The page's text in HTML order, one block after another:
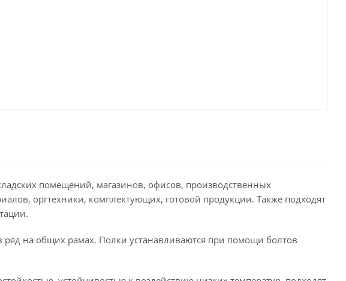
помещений, магазинов, офисов, производственных
оргтехники, комплектующих, готовой продукции. Также подходят
ряд на общих рамах. Полки устанавливаются при помощи болтов